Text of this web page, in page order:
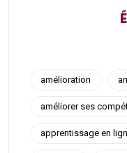
amélioration
améliorer ses
apprentissage en